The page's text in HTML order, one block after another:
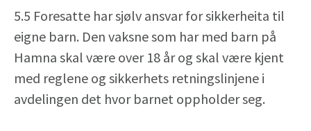
5.5 Foresatte har sjølv ansvar for sikkerheita til
eigne barn. Den vaksne som har med barn på
Hamna skal være over 18 år og skal være kjent
med reglene og sikkerhets retningslinjene i
avdelingen det hvor barnet oppholder seg.